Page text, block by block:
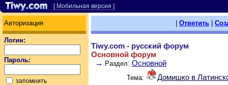
[ Мобильная версия ]
Авторизация
Логин:
Пароль:
запомнить
Ответить
Tiwy.com - русский форум
Основной форум
→ Раздел: Основной
Тема: Домишко в